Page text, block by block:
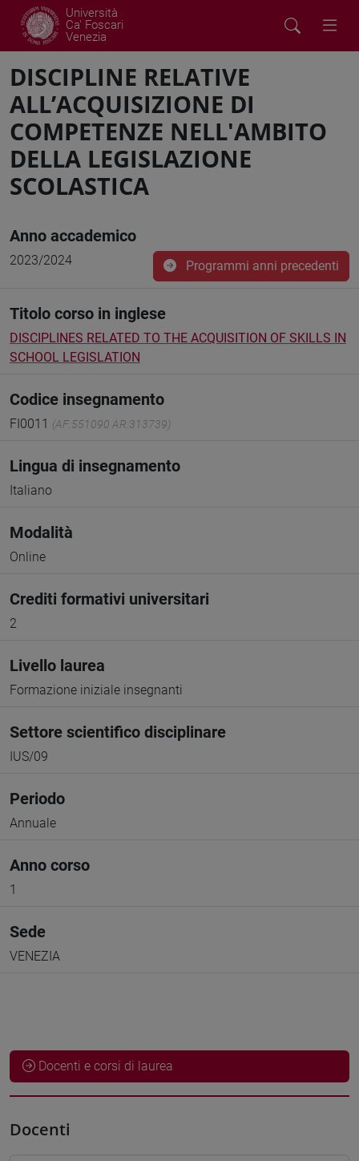
Università
Ca' Foscari
Venezia
DISCIPLINE RELATIVE
ALL’ACQUISIZIONE DI
COMPETENZE NELL'AMBITO
DELLA LEGISLAZIONE
SCOLASTICA
Anno accademico
2023/2024 Programmi anni precedenti
Titolo corso in inglese
DISCIPLINES RELATED TO THE ACQUISITION OF SKILLS IN
SCHOOL LEGISLATION
Codice insegnamento
FI0011 (AF:551090 AR:313739)
Lingua di insegnamento
Italiano
Modalità
Online
Crediti formativi universitari
2
Livello laurea
Formazione iniziale insegnanti
Settore scientifico disciplinare
IUS/09
Periodo
Annuale
Anno corso
1
Sede
VENEZIA
Docenti e corsi di laurea
Docenti